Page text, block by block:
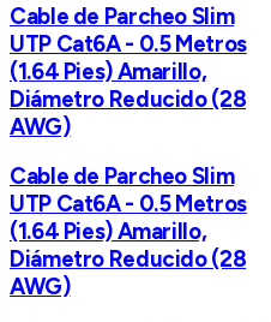
Cable de Parcheo Slim
UTP Cat6A - 0.5 Metros
(1.64 Pies) Amarillo,
Diámetro Reducido (28
AWG)
Cable de Parcheo Slim
UTP Cat6A - 0.5 Metros
(1.64 Pies) Amarillo,
Diámetro Reducido (28
AWG)